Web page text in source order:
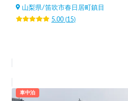
山梨県/笛吹市春日居町鎮目
5.00(15)
車中泊